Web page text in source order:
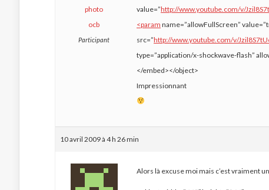
ocb
Participant
value=”http://www.youtube.com/v/
<param name=”allowFullScreen”
src=”http://www.youtube.com/v/
type=”application/x-shockwave-flash”
</embed></object>
Impressionnant
10 avril 2009 à 4 h 26 min
Alors là excuse moi mais c’est vraiment